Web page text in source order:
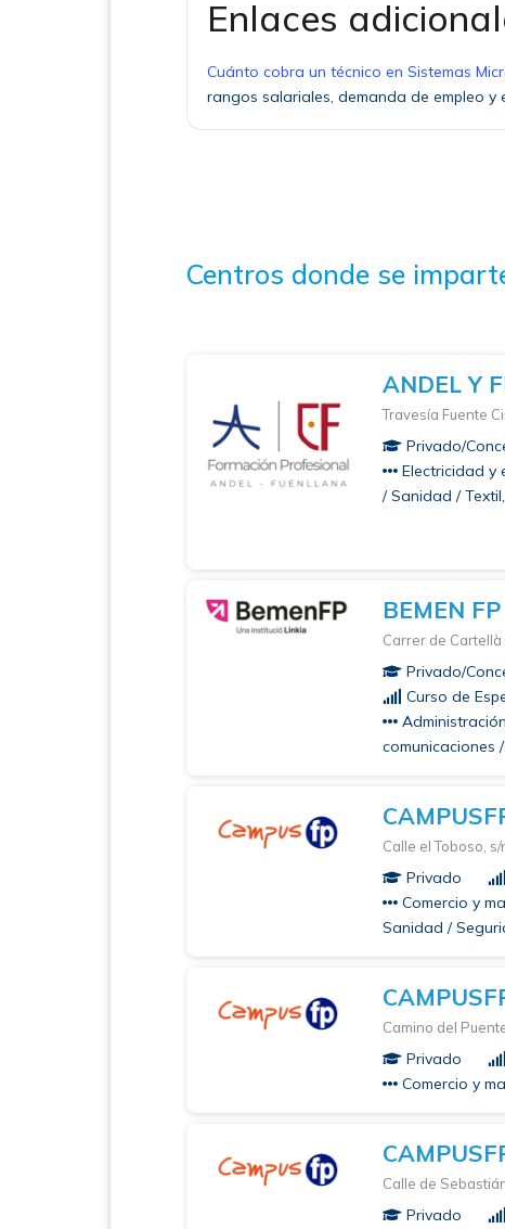
Enlaces
Cuánto cobra un técnico en Sistemas
rangos salariales, demanda de empleo y
Centros donde se
ANDEL Y
Travesía Fuente
Privado/
Electricidad y
/ Sanidad /
BEMEN FP
Carrer de
Privado/
Curso de
comunicaciones
Calle el Toboso,
Privado
Comercio y
Sanidad /
Camino del
Privado
Comercio y
Calle de
Privado